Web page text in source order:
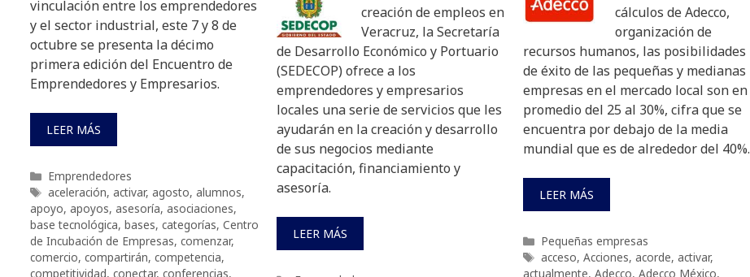
vinculación entre los emprendedores
y el sector industrial, este 7 y 8 de
octubre se presenta la décimo
primera edición del Encuentro de
Emprendedores y Empresarios.
LEER MÁS
Categorías
Emprendedores
Etiquetas
aceleración, activar, agosto, alumnos,
apoyo, apoyos, asesoría, asociaciones,
base tecnológica, bases, categorías, Centro
de Incubación de Empresas, comenzar,
comercio, compartirán, competencia,
competitividad, conectar, conferencias,
creación de empleos en
Veracruz, la Secretaría
de Desarrollo Económico y Portuario
(SEDECOP) ofrece a los
emprendedores y empresarios
locales una serie de servicios que les
ayudarán en la creación y desarrollo
de sus negocios mediante
capacitación, financiamiento y
asesoría.
LEER MÁS
cálculos de Adecco,
organización de
recursos humanos, las posibilidades
de éxito de las pequeñas y medianas
empresas en el mercado local son en
promedio del 25 al 30%, cifra que se
encuentra por debajo de la media
mundial que es de alrededor del 40%.
LEER MÁS
Categorías
Pequeñas empresas
Etiquetas
acceso, Acciones, acorde, activar,
actualmente, Adecco, Adecco México,